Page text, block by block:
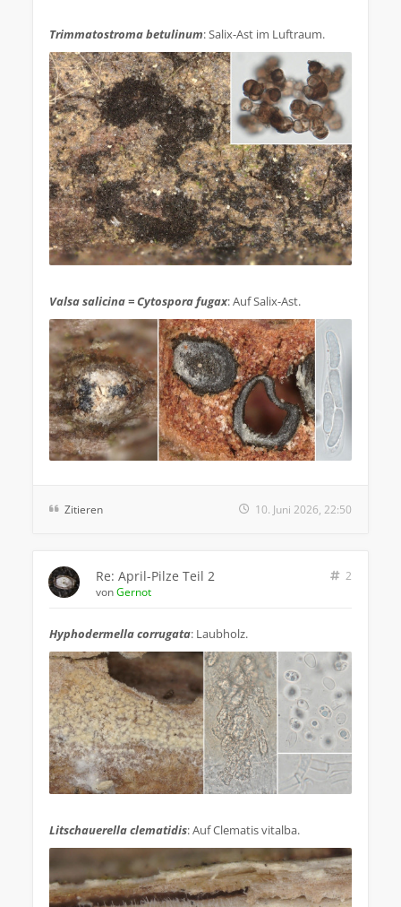
Trimmatostroma betulinum: Salix-Ast im Luftraum.
Valsa salicina = Cytospora fugax: Auf Salix-Ast.
Zitieren 10. Juni 2026, 22:50
Re: April-Pilze Teil 2
2
vonGernot
Hyphodermella corrugata: Laubholz.
Litschauerella clematidis: Auf Clematis vitalba.